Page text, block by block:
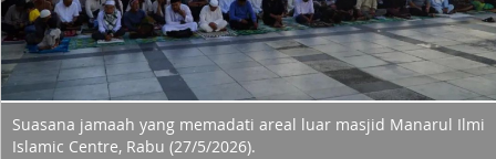
Suasana jamaah yang memadati areal luar masjid Manarul Ilmi
Islamic Centre, Rabu (27/5/2026).